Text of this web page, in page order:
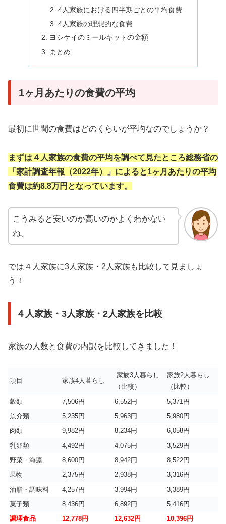
4人家族における四半期ごとの平均食費
4人家族の理想的な食費
ヨシケイのミールキットの金額
まとめ
1ヶ月あたりの食費の平均
最初に世間の食費はどのくらいが平均なのでしょうか？
まずは４人家族の食費の平均を調べて見たところ総務省の
「家計調査年報（2022年）」によると1ヶ月あたりの平均
食費は約8.8万円となっています。
こうみると安いのか高いのかよくわかない
ね。
では４人家族に3人家族・2人家族も比較して見ましょ
う！
４人家族・3人家族・2人家族を比較
家族の人数と食費の内訳を比較してきました！
項目 家族4人暮らし
家族3人暮らし
（比較）
家族2人暮らし
（比較）
穀類
7,506円 6,552円
5,371円
魚介類
5,235円 5,963円
5,980円
肉類
9,982円 8,234円
6,058円
乳卵類
4,492円 4,075円
3,529円
野菜・海藻
8,600円 8,942円
8,522円
果物
2,375円 2,938円
3,316円
油脂・調味料
4,257円 3,994円
3,389円
菓子類
8,436円 6,892円
5,416円
調理食品
12,778円 12,632円
10,396円